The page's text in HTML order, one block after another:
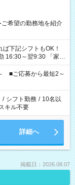
希望の勤務地を紹介
～翌9:30 「家族
の準備がしたい」
望を教えてください
週40時間を超える場
■ご応募から最短2～
/ シフト勤務 / 10名以
キル不要
詳細へ
掲載日：2026.08.07